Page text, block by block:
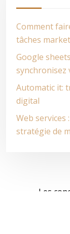
Comment
tâches
Google
synchronisez
Automatic it:
digital
Web
stratégie de
Les